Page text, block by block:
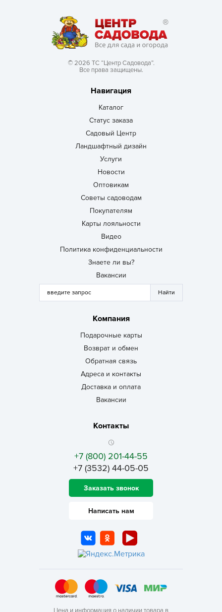
© 2026 ТС “Центр Садовода”.
Все права защищены.
Навигация
Каталог
Статус заказа
Садовый Центр
Ландшафтный дизайн
Услуги
Новости
Оптовикам
Советы садоводам
Покупателям
Карты лояльности
Видео
Политика конфиденциальности
Знаете ли вы?
Вакансии
Компания
Подарочные карты
Возврат и обмен
Обратная связь
Адреса и контакты
Доставка и оплата
Вакансии
Контакты
+7 (800) 201-44-55
+7 (3532) 44-05-05
Заказать звонок
Написать нам